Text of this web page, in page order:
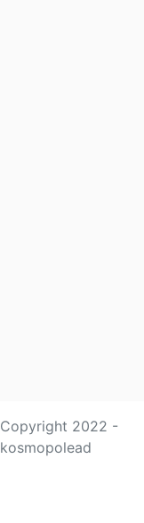
Copyright 2022 -
kosmopolead